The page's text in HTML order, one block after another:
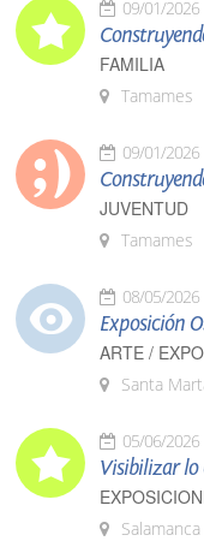
09/01/2026
FAMILIA
Tamames
09/01/2026
JUVENTUD
Tamames
08/05/2026
Exposición
ARTE /
Santa
05/06/2026
Visibilizar lo
Salamanca